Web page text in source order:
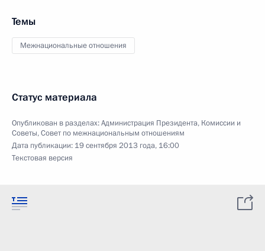
Темы
Межнациональные отношения
Статус материала
Опубликован в разделах:Администрация Президента, Комиссии и
Советы,Совет по межнациональным отношениям
Дата публикации: 19 сентября 2013 года, 16:00
Текстовая версия